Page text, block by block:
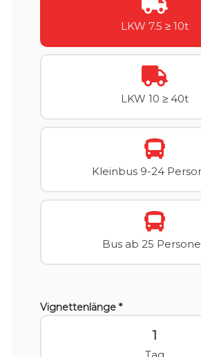
LKW 7.5 ≥ 10t
LKW 10 ≥ 40t
Kleinbus 9-24
Bus ab 25
Vignettenlänge *
1